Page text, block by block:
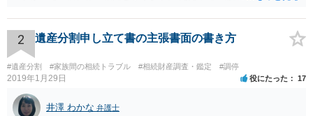
2 遺産分割申し立て書の主張書面の書き方
#遺産分割 #家族間の相続トラブル #相続財産調査・鑑定 #調停
2019年1月29日 役にたった 17
井澤 わかな 弁護士